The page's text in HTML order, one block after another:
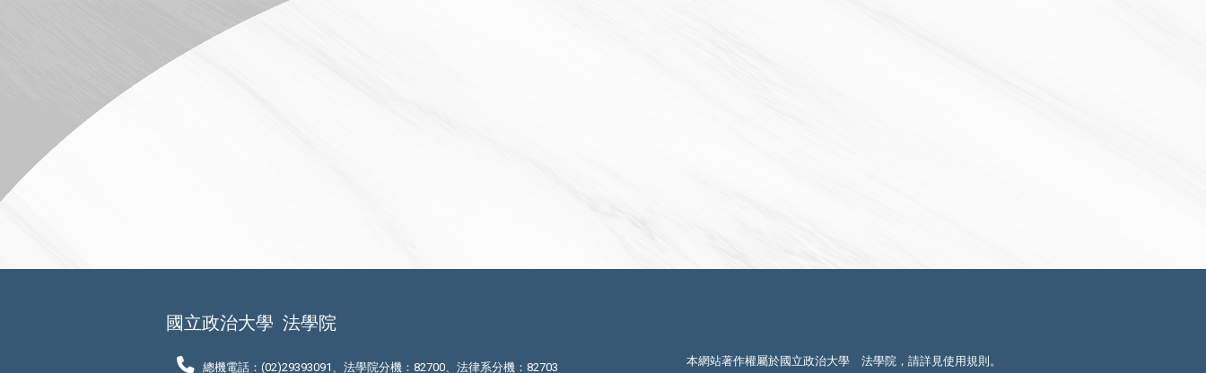
國立政治大學 法學院
總機電話：(02)29393091、法學院分機：82700、法律系分機：82703 本網站著作權屬於國立政治大學 法學院，請詳見使用規則 。